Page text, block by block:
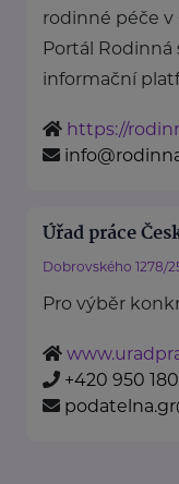
rodinné péče v
Portál
informační
https://
Úřad práce
Dobrovského 1278/
Pro výběr
+420 950 180